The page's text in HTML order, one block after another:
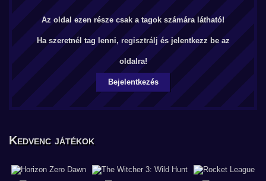
Az oldal ezen része csak a tagok számára látható!
Ha szeretnél tag lenni, regisztrálj és jelentkezz be az
oldalra!
Bejelentkezés
Kedvenc játékok